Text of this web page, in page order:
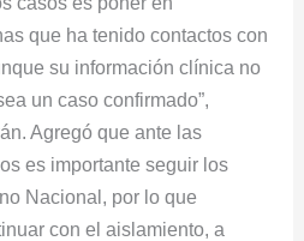
que ha tenido contactos con
su información clínica no
un caso confirmado”,
Agregó que ante las
es importante seguir los
Nacional, por lo que
con el aislamiento, a